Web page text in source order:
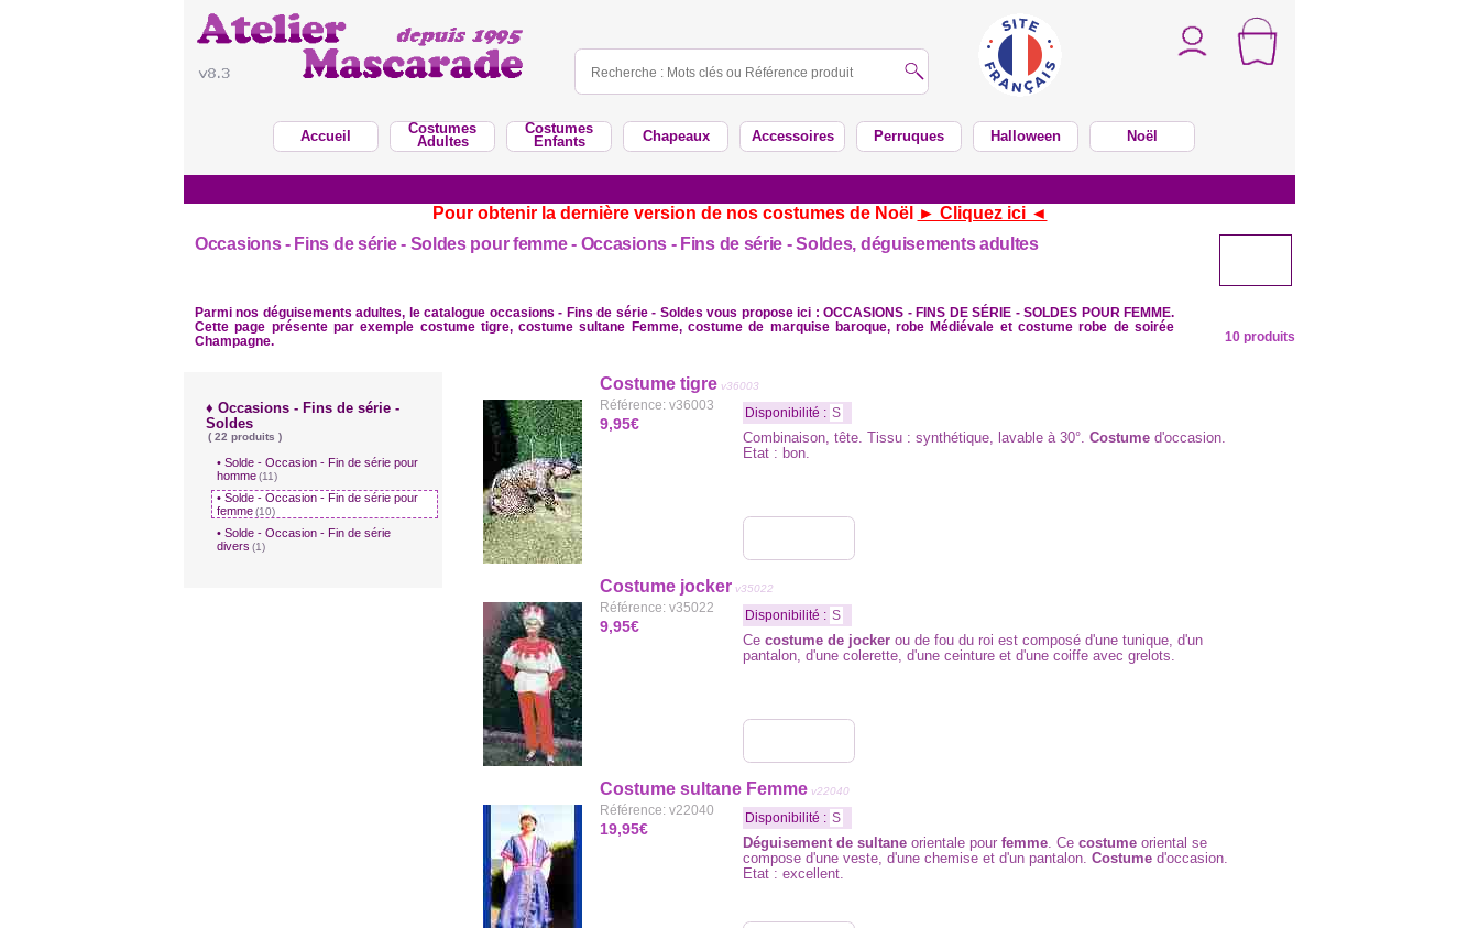
Accueil
Costumes
Adultes
Costumes
Enfants
Chapeaux Accessoires Perruques Halloween Noël
Pour obtenir la dernière version de nos costumes de Noël
► Cliquez ici ◄
Occasions - Fins de série - Soldes pour femme - Occasions - Fins de série - Soldes, déguisements adultes
10 produits
Parmi nos déguisements adultes, le catalogue occasions - Fins de série - Soldes vous propose ici : OCCASIONS - FINS DE SÉRIE - SOLDES POUR FEMME.
Cette page présente par exemple costume tigre, costume sultane Femme, costume de marquise baroque, robe Médiévale et costume robe de soirée
Champagne.
♦ Occasions - Fins de série -
Soldes
( 22 produits )
• Solde - Occasion - Fin de série pour
homme(11)
• Solde - Occasion - Fin de série pour
femme(10)
• Solde - Occasion - Fin de série
divers (1)
Costume tigre v36003
Référence: v36003 Disponibilité : S
Combinaison, tête. Tissu : synthétique, lavable à 30°. Costume d'occasion.
Etat : bon.
9,95€
Costume jocker v35022
Référence: v35022 Disponibilité : S
Ce costume de jocker ou de fou du roi est composé d'une tunique, d'un
pantalon, d'une colerette, d'une ceinture et d'une coiffe avec grelots.
9,95€
Costume sultane Femme v22040
Référence: v22040 Disponibilité : S
Déguisement de sultane orientale pour femme. Ce costume oriental se
compose d'une veste, d'une chemise et d'un pantalon. Costume d'occasion.
Etat : excellent.
19,95€